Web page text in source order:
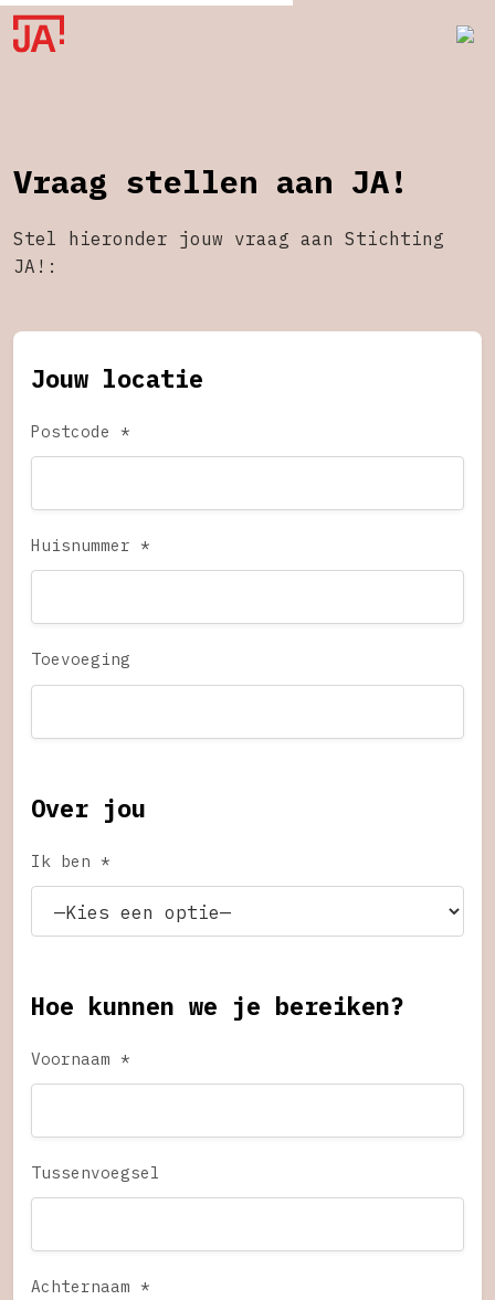
Vraag stellen aan JA!
Stel hieronder jouw vraag aan Stichting
JA!:
Jouw locatie
Postcode *
Huisnummer *
Toevoeging
Over jou
Ik ben *
Hoe kunnen we je bereiken?
Voornaam *
Tussenvoegsel
Achternaam *